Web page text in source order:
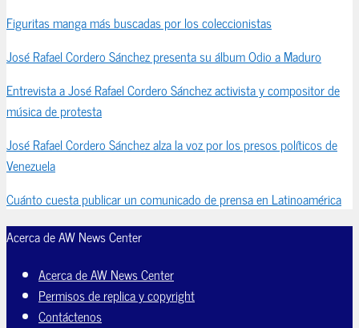
Figuritas manga más buscadas por los coleccionistas
José Rafael Cordero Sánchez presenta su álbum Odio a Maduro
Entrevista a José Rafael Cordero Sánchez activista y compositor de
música de protesta
José Rafael Cordero Sánchez alza la voz por los presos políticos de
Venezuela
Cuánto cuesta publicar un comunicado de prensa en Latinoamérica
Acerca de AW News Center
Acerca de AW News Center
Permisos de replica y copyright
Contáctenos